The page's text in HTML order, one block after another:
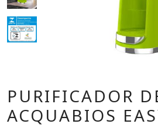
PURIFICADOR
ACQUABIOS